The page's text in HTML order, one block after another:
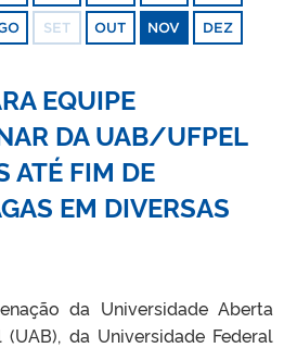
SET OUT NOV DEZ
EQUIPE
DA UAB/UFPEL
ATÉ FIM DE
EM DIVERSAS
da Universidade Aberta
da Universidade Federal